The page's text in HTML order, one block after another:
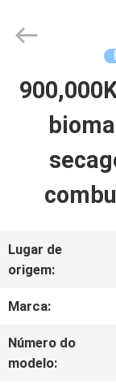
CASA
SOBRE
NÓS
EXCURSÃO
DA
FÁBRICA
ZENVO
Lugar de
origem:
Marca:
Número do
modelo: